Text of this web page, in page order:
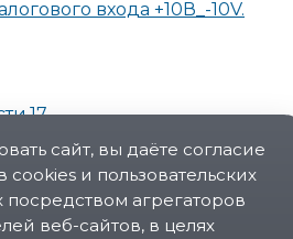
входа +10В_-10V.
сайт, вы даёте согласие
cookies и пользовательских
агрегаторов
веб-сайтов, в целях